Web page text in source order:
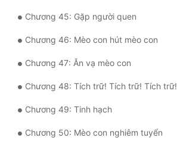
Đam Mỹ
Đẹp Hiệp
Chương 45: Gặp người quen
Chương 46: Mèo con hút mèo con
Chương 47: Ăn vạ mèo con
Chương 48: Tích trữ! Tích trữ! Tích trữ!
Chương 49: Tinh hạch
Chương 50: Mèo con nghiêm tuyển